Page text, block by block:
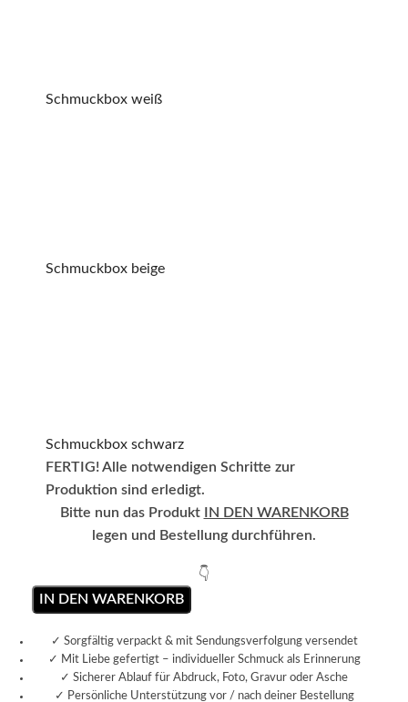
Schmuckbox weiß
Schmuckbox beige
Schmuckbox schwarz
FERTIG! Alle notwendigen Schritte zur
Produktion sind erledigt.
Bitte nun das Produkt IN DEN WARENKORB
legen und Bestellung durchführen.
👇
IN DEN WARENKORB
✓ Sorgfältig verpackt & mit Sendungsverfolgung versendet
✓ Mit Liebe gefertigt – individueller Schmuck als Erinnerung
✓ Sicherer Ablauf für Abdruck, Foto, Gravur oder Asche
✓ Persönliche Unterstützung vor / nach deiner Bestellung